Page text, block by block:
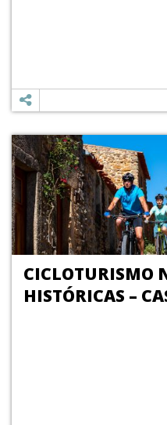
CICLOTURISMO
HISTÓRICAS –